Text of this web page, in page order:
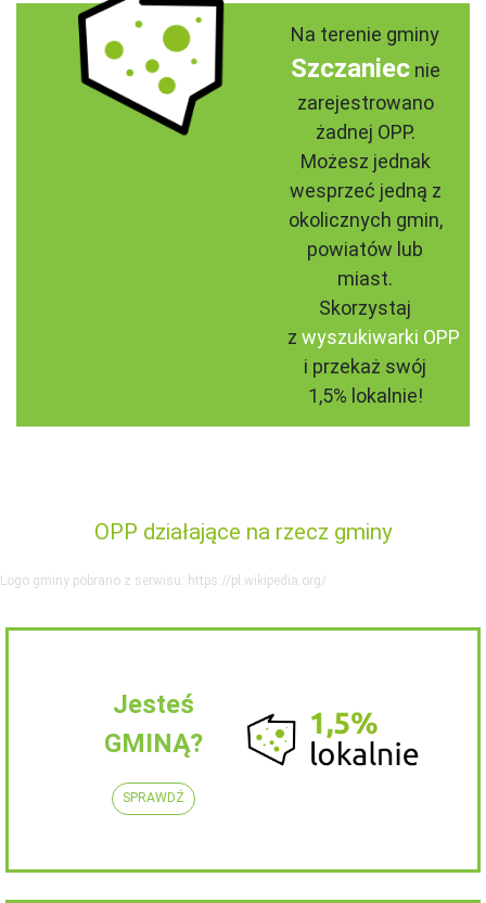
Na terenie gminy
Szczaniecnie
zarejestrowano
żadnej OPP.
Możesz jednak
wesprzeć jedną z
okolicznych gmin,
powiatów lub
miast.
Skorzystaj
z wyszukiwarki OPP
i przekaż swój
1,5% lokalnie!
OPP działające na rzecz gminy
Logo gminy pobrano z serwisu: https://pl.wikipedia.org/
Jesteś
GMINĄ?
SPRAWDŹ